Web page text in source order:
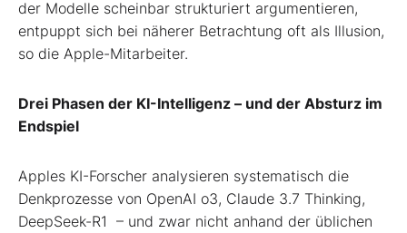
der Modelle scheinbar strukturiert argumentieren,
entpuppt sich bei näherer Betrachtung oft als Illusion,
so die Apple-Mitarbeiter.
Drei Phasen der KI-Intelligenz – und der Absturz im
Endspiel
Apples KI-Forscher analysieren systematisch die
Denkprozesse von OpenAI o3, Claude 3.7 Thinking,
DeepSeek-R1 – und zwar nicht anhand der üblichen